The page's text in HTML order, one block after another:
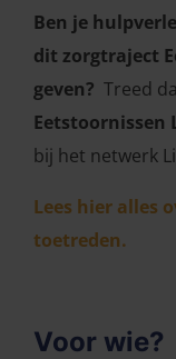
Ben je
dit zorgtraject
geven? Treed
Eetstoornissen
bij het netwerk
Lees hier alles
toetreden.
Voor wie?